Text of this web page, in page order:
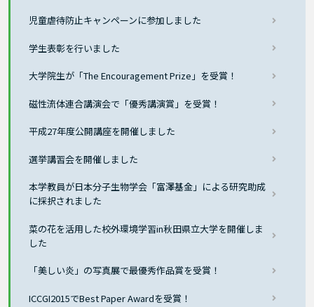
児童虐待防止キャンペーンに参加しました
学生表彰を行いました
大学院生が「The Encouragement Prize」を受賞！
磁性流体連合講演会で「優秀講演賞」を受賞！
平成27年度公開講座を開催しました
選挙講習会を開催しました
本学教員が日本分子生物学会「富澤基金」による研究助成
に採択されました
菜の花を活用した校外環境学習in秋田県立大学を開催しま
した
「美しい炎」の写真展で最優秀作品賞を受賞！
ICCGI2015でBest Paper Awardを受賞！